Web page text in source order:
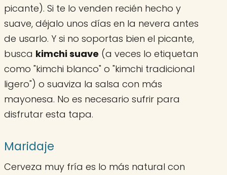
picante). Si te lo venden recién hecho y
suave, déjalo unos días en la nevera antes
de usarlo. Y si no soportas bien el picante,
busca kimchi suave (a veces lo etiquetan
como "kimchi blanco" o "kimchi tradicional
ligero") o suaviza la salsa con más
mayonesa. No es necesario sufrir para
disfrutar esta tapa.
Maridaje
Cerveza muy fría es lo más natural con